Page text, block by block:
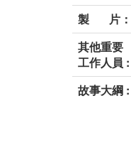
製 片：
其他重要
工作人員 :
故事大綱 :